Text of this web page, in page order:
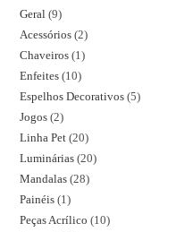
Geral 9
Acessórios 2
Chaveiros 1
Enfeites 10
Espelhos Decorativos 5
Jogos 2
Linha Pet 20
Luminárias 20
Mandalas 28
Painéis 1
Peças Acrílico 10